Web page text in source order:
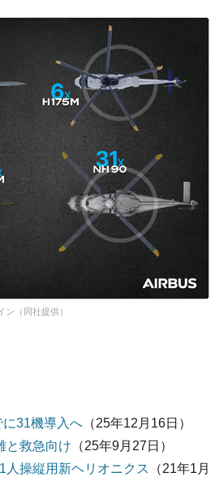
ン（同社提供）
31機導入へ （25年12月16日）
と救急向け （25年9月27日）
操縦用新ヘリオニクス
（21年1月